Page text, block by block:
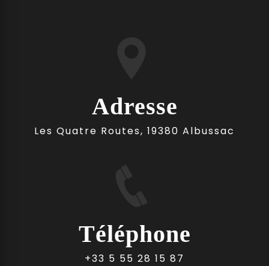
Adresse
Les Quatre Routes, 19380 Albussac
Téléphone
+33 5 55 28 15 87